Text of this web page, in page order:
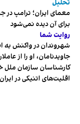
تحلیل
معمای ایران؛ ترامپ در
برای آن دیده نمی‌شود
روایت شما
شهروندان در واکنش به
جاویدنامان، او را از
کارشناسان سازمان
اقلیت‌های اتنیکی در